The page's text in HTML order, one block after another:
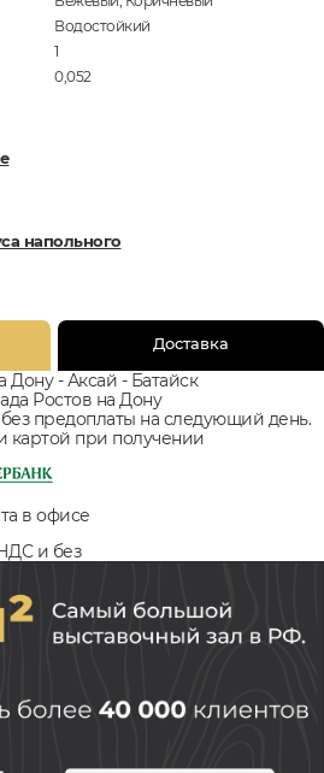
Водостойкий
1
0,052
напольного
Доставка
Дону - Аксай - Батайск
Ростов на Дону
предоплаты на следующий день.
картой при получении
в офисе
и без